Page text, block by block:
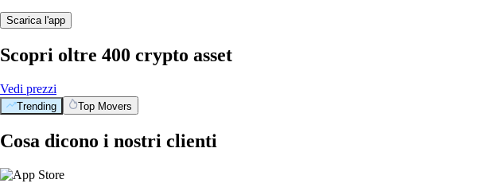
Scarica l'app
Scopri oltre 400 crypto asset
Vedi prezzi
Trending Top Movers
Cosa dicono i nostri clienti